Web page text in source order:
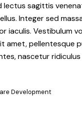
lectus sagittis
Integer sed
iaculis. Vestibulum
amet, pellentesque
nascetur ridiculus
Development